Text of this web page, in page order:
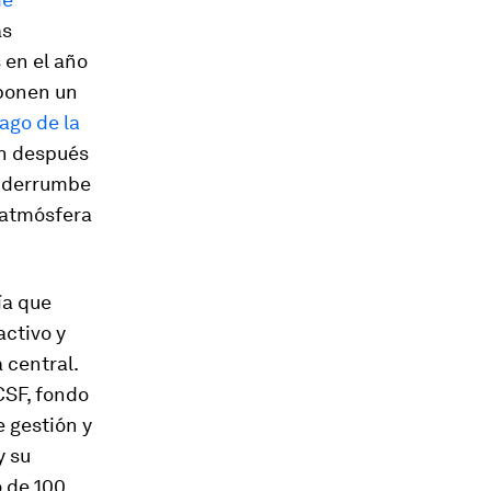
el año
un
de la
después
que
y
central.
fondo
gestión y
su
100